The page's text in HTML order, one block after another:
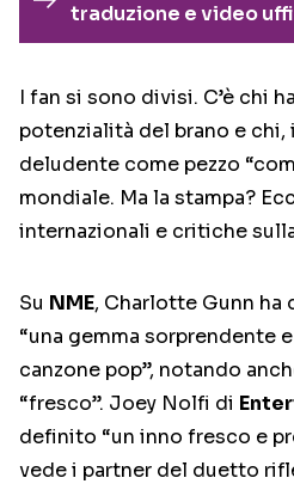
traduzione e video
I fan si sono divisi. C’è chi
potenzialità del brano e
deludente come pezzo
mondiale. Ma la stampa?
internazionali e critiche
Su NME, Charlotte Gunn ha
“una gemma sorprendente
canzone pop”, notando
“fresco”. Joey Nolfi di
definito “un inno fresco e
vede i partner del duetto